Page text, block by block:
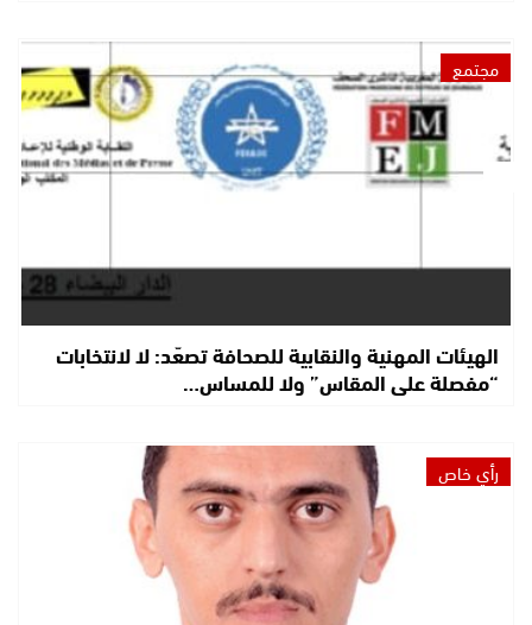
مجتمع
الهيئات المهنية والنقابية للصحافة تصعّد: لا لانتخابات
“مفصلة على المقاس” ولا للمساس…
رأي خاص